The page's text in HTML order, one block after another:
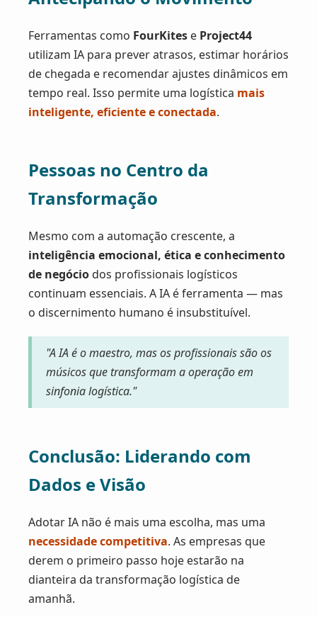
Ferramentas como FourKites e Project44
utilizam IA para prever atrasos, estimar horários
de chegada e recomendar ajustes dinâmicos em
tempo real. Isso permite uma logística mais
inteligente, eficiente e conectada.
Pessoas no Centro da
Transformação
Mesmo com a automação crescente, a
inteligência emocional, ética e conhecimento
de negóciodos profissionais logísticos
continuam essenciais. A IA é ferramenta — mas
o discernimento humano é insubstituível.
"A IA é o maestro, mas os profissionais são os
músicos que transformam a operação em
sinfonia logística."
Conclusão: Liderando com
Dados e Visão
Adotar IA não é mais uma escolha, mas uma
necessidade competitiva. As empresas que
derem o primeiro passo hoje estarão na
dianteira da transformação logística de
amanhã.